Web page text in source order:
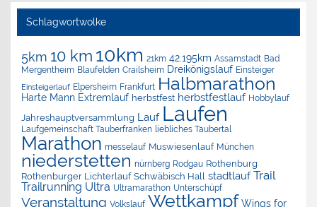
Schlagwortwolke
5km 10 km 10km 21km 42.195km Assamstadt Bad
Mergentheim Blaufelden Crailsheim Dreikönigslauf Einsteiger
Einsteigerlauf Elpersheim Frankfurt Halbmarathon
Harte Mann Extremlauf herbstfest herbstfestlauf Hobbylauf
Jahreshauptversammlung Lauf Laufen
Laufgemeinschaft Tauberfranken liebliches Taubertal
Marathon messelauf Muswiesenlauf München
niederstetten nürnberg Rodgau Rothenburg
Rothenburger Lichterlauf Schwäbisch Hall stadtlauf Trail
Trailrunning Ultra Ultramarathon Unterschüpf
Veranstaltung Volkslauf Wettkampf Wings for